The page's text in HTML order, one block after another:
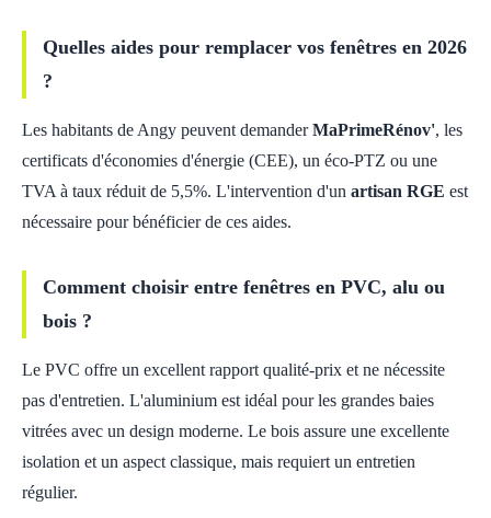
Quelles aides pour remplacer vos fenêtres en 2026
?
Les habitants de Angy peuvent demanderMaPrimeRénov', les
certificats d'économies d'énergie (CEE), un éco-PTZ ou une
TVA à taux réduit de 5,5%. L'intervention d'un artisan RGE est
nécessaire pour bénéficier de ces aides.
Comment choisir entre fenêtres en PVC, alu ou
bois ?
Le PVC offre un excellent rapport qualité-prix et ne nécessite
pas d'entretien. L'aluminium est idéal pour les grandes baies
vitrées avec un design moderne. Le bois assure une excellente
isolation et un aspect classique, mais requiert un entretien
régulier.